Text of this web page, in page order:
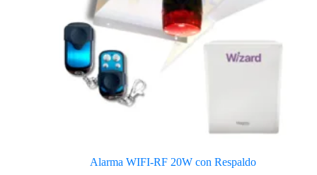
Alarma WIFI-RF 20W con Respaldo